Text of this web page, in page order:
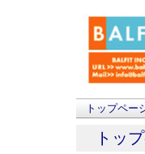
トップペー
トッ